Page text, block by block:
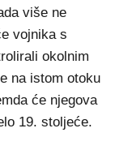
više ne
vojnika s
okolnim
na istom otoku
će njegova
19. stoljeće.